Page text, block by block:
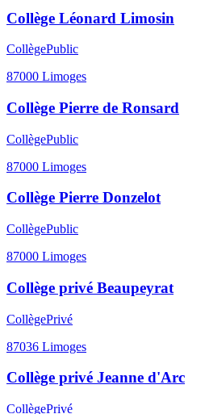
Collège Léonard Limosin
CollègePublic
87000 Limoges
Collège Pierre de Ronsard
CollègePublic
87000 Limoges
Collège Pierre Donzelot
CollègePublic
87000 Limoges
Collège privé Beaupeyrat
CollègePrivé
87036 Limoges
Collège privé Jeanne d'Arc
CollègePrivé